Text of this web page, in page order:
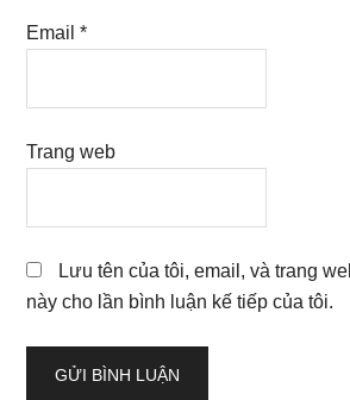
Email*
Trang web
Lưu tên của tôi, email, và trang
này cho lần bình luận kế tiếp của tôi.